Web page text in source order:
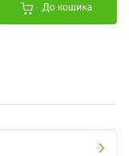
До кошика